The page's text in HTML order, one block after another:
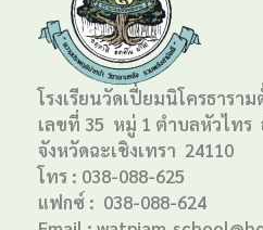
โรงเรียนวัดเปี่ยมนิโครธารา
เลขที่ 35 หมู่ 1 ตำบลหัวไทร
จังหวัดฉะเชิงเทรา 24110
โทร : 038-088-625
แฟกซ์ : 038-088-624